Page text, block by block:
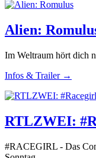
Alien:
Im Weltraum hört dich
Infos & Trailer →
RTLZWEI:
#RACEGIRL - Das